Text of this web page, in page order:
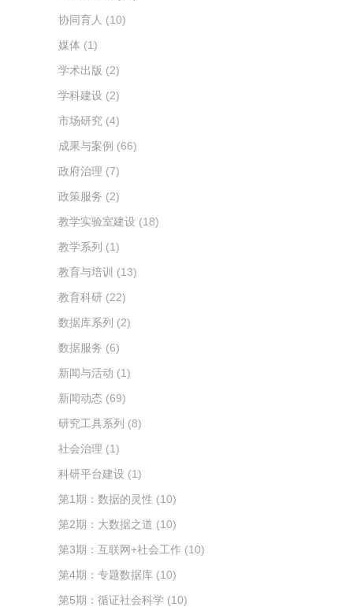
协同育人 (10)
媒体 (1)
学术出版 (2)
学科建设 (2)
市场研究 (4)
成果与案例 (66)
政府治理 (7)
政策服务 (2)
教学实验室建设 (18)
教学系列 (1)
教育与培训 (13)
教育科研 (22)
数据库系列 (2)
数据服务 (6)
新闻与活动 (1)
新闻动态 (69)
研究工具系列 (8)
社会治理 (1)
科研平台建设 (1)
第1期：数据的灵性 (10)
第2期：大数据之道 (10)
第3期：互联网+社会工作 (10)
第4期：专题数据库 (10)
第5期：循证社会科学 (10)